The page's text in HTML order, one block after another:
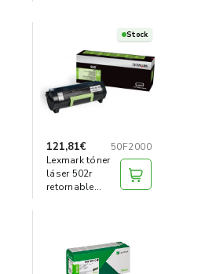
Stock
121,81€
50F2000
Lexmark tóner
láser 502r
retornable